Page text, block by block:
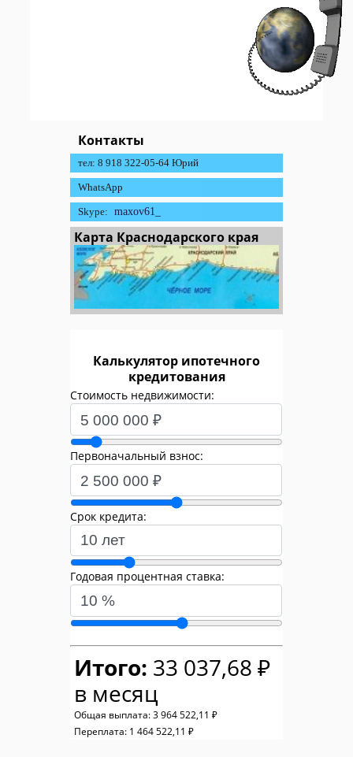
Контакты
тел: 8 918 322-05-64 Юрий
WhatsApp
Skype: maxov61_
Карта Краснодарского края
Калькулятор ипотечного
кредитования
Стоимость недвижимости:
Первоначальный взнос:
Срок кредита:
Годовая процентная ставка:
Итого: 33 037,68 ₽
в месяц
Общая выплата: 3 964 522,11 ₽
Переплата: 1 464 522,11 ₽